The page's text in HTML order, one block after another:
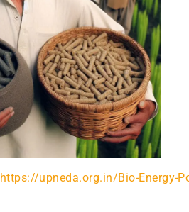
https://upneda.org.in/Bio-Energy-